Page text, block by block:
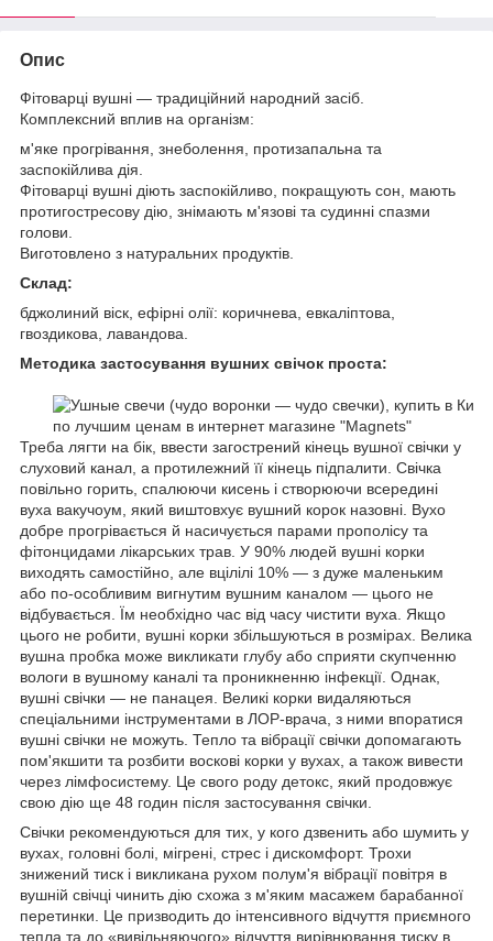
Опис
Фітоварці вушні — традиційний народний засіб.
Комплексний вплив на організм:
м'яке прогрівання, знеболення, протизапальна та
заспокійлива дія.
Фітоварці вушні діють заспокійливо, покращують сон, мають
протигостресову дію, знімають м'язові та судинні спазми
голови.
Виготовлено з натуральних продуктів.
Склад:
бджолиний віск, ефірні олії: коричнева, евкаліптова,
гвоздикова, лавандова.
Методика застосування вушних свічок проста:
Треба лягти на бік, ввести загострений кінець вушної свічки у
слуховий канал, а протилежний її кінець підпалити. Свічка
повільно горить, спалюючи кисень і створюючи всередині
вуха вакучоум, який виштовхує вушний корок назовні. Вухо
добре прогрівається й насичується парами прополісу та
фітонцидами лікарських трав. У 90% людей вушні корки
виходять самостійно, але вцілілі 10% — з дуже маленьким
або по-особливим вигнутим вушним каналом — цього не
відбувається. Їм необхідно час від часу чистити вуха. Якщо
цього не робити, вушні корки збільшуються в розмірах. Велика
вушна пробка може викликати глубу або сприяти скупченню
вологи в вушному каналі та проникненню інфекції. Однак,
вушні свічки — не панацея. Великі корки видаляються
спеціальними інструментами в ЛОР-врача, з ними впоратися
вушні свічки не можуть. Тепло та вібрації свічки допомагають
пом'якшити та розбити воскові корки у вухах, а також вивести
через лімфосистему. Це свого роду детокс, який продовжує
свою дію ще 48 годин після застосування свічки.
Свічки рекомендуються для тих, у кого дзвенить або шумить у
вухах, головні болі, мігрені, стрес і дискомфорт. Трохи
знижений тиск і викликана рухом полум'я вібрації повітря в
вушній свічці чинить дію схожа з м'яким масажем барабанної
перетинки. Це призводить до інтенсивного відчуття приємного
тепла та до «вивільняючого» відчуття вирівнювання тиску в